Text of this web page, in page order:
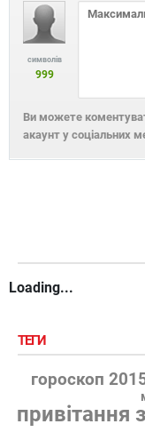
символів
999
Ви можете
акаунт у соціальних
Loading...
ТЕГИ
гороскоп
привітання